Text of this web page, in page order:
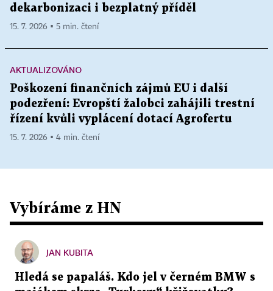
dekarbonizaci i bezplatný příděl
15. 7. 2026 ▪ 5 min. čtení
AKTUALIZOVÁNO
Poškození finančních zájmů EU i další
podezření: Evropští žalobci zahájili trestní
řízení kvůli vyplácení dotací Agrofertu
15. 7. 2026 ▪ 4 min. čtení
Vybíráme z HN
JAN KUBITA
Hledá se papaláš. Kdo jel v černém BMW s